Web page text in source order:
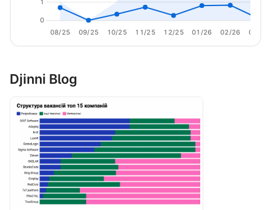
08/25 09/25 10/25 11/25 12/25 01/26 02/26 03/26
0
1
Djinni Blog